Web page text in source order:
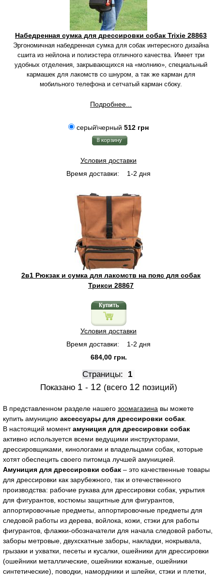
Набедренная сумка для дрессировки собак Trixie 28863
Эргономичная набедренная сумка для собак интересного дизайна
сшита из нейлона и полиэстера отличного качества. Имеет три
удобных отделения, закрывающихся на «молнию», специальный
кармашек для лакомств со шнуром, а так же карман для
мобильного телефона и сетчатый карман сбоку.
Подробнее...
серый\черный 512 грн
Условия доставки
Время доставки:
1-2 дня
2в1 Рюкзак и сумка для лакомств на пояс для собак
Трикси 28867
Условия доставки
Время доставки:
1-2 дня
684,00 грн.
Страницы: 1
Показано 1 - 12 (всего 12 позиций)
В представленном разделе нашего зоомагазина вы можете
купить амуницию аксессуары для дрессировки собак
В настоящий моментамуниция для дрессировки собак
активно используется всеми ведущими инструкторами,
дрессировщиками, кинологами и владельцами собак, которые
хотят обеспецить своего питомца лучшей амуницией.
Амуниция для дрессировки собак – это качественные товары
для дрессировки как зарубежного, так и отечественного
производства: рабочие рукава для дрессировки собак, укрытия
для фигурантов, костюмы защитные для фигурантов,
аппортировочные предметы, аппортировочные предметы для
следовой работы из дерева, войлока, кожи, стэки для работы
фигурантов, флажки-обозначатели для начала следовой работы,
заборы метровые, двухскатные заборы, накладки, нокрывала,
грызаки и ухватки, песеты и кусалки, ошейники для дрессировки
(ошейники металлические, ошейники кожаные, ошейники
синтетические), поводки, намордники и шлейки, стэки и плетки,